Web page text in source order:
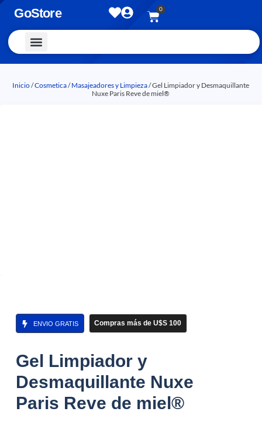
GoStore 0
Inicio/Cosmetica/Masajeadores y Limpieza/ Gel Limpiador y Desmaquillante
Nuxe Paris Reve de miel®
ENVIO GRATIS Compras más de U$S 100
Gel Limpiador y
Desmaquillante Nuxe
Paris Reve de miel®